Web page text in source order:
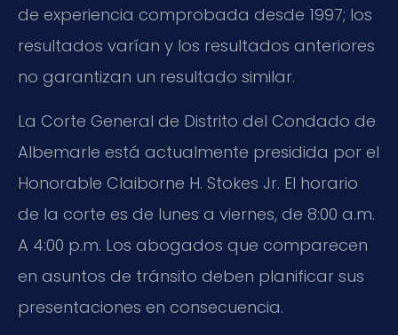
de experiencia comprobada desde 1997; los
resultados varían y los resultados anteriores
no garantizan un resultado similar.
La Corte General de Distrito del Condado de
Albemarle está actualmente presidida por el
Honorable Claiborne H. Stokes Jr. El horario
de la corte es de lunes a viernes, de 8:00 a.m.
A 4:00 p.m. Los abogados que comparecen
en asuntos de tránsito deben planificar sus
presentaciones en consecuencia.